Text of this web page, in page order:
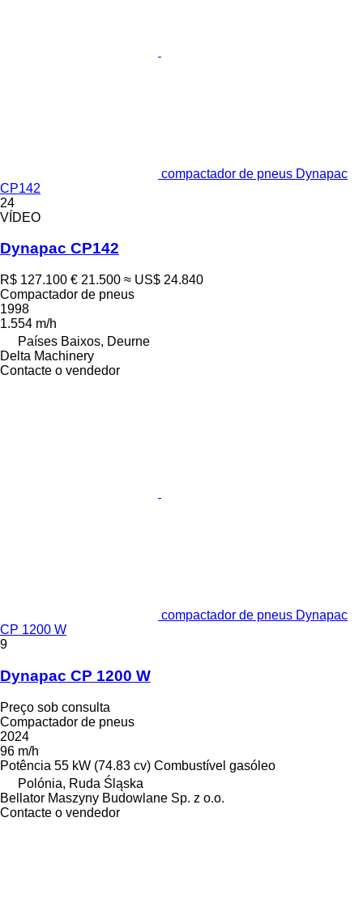
compactador de pneus Dynapac
CP142
24
VÍDEO
Dynapac CP142
R$ 127.100 € 21.500 ≈ US$ 24.840
Compactador de pneus
1998
1.554 m/h
Países Baixos, Deurne
Delta Machinery
Contacte o vendedor
compactador de pneus Dynapac
CP 1200 W
9
Dynapac CP 1200 W
Preço sob consulta
Compactador de pneus
2024
96 m/h
Potência 55 kW (74.83 cv) Combustível gasóleo
Polónia, Ruda Śląska
Bellator Maszyny Budowlane Sp. z o.o.
Contacte o vendedor